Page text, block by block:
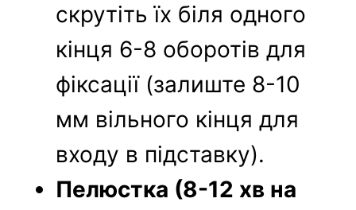
скрутіть їх біля одного
кінця 6-8 оборотів для
фіксації (залиште 8-10
мм вільного кінця для
входу в підставку).
Пелюстка (8-12 хв на